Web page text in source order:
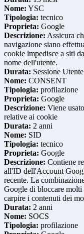
Nome: YSC
Tipologia: tecnico
Proprieta: Google
Descrizione: Assicura
navigazione siano
cookie impedisce a siti
nome dell'utente.
Durata: Sessione Utente
Nome: CONSENT
Tipologia: profilazione
Proprieta: Google
Descrizione: Viene
relative ai cookie
Durata: 2 anni
Nome: SID
Tipologia: tecnico
Proprieta: Google
Descrizione: Contiene
all'ID dell'Account
recente. La
Google di bloccare
carpire i contenuti dei
Durata: 2 anni
Nome: SOCS
Tipologia: profilazione